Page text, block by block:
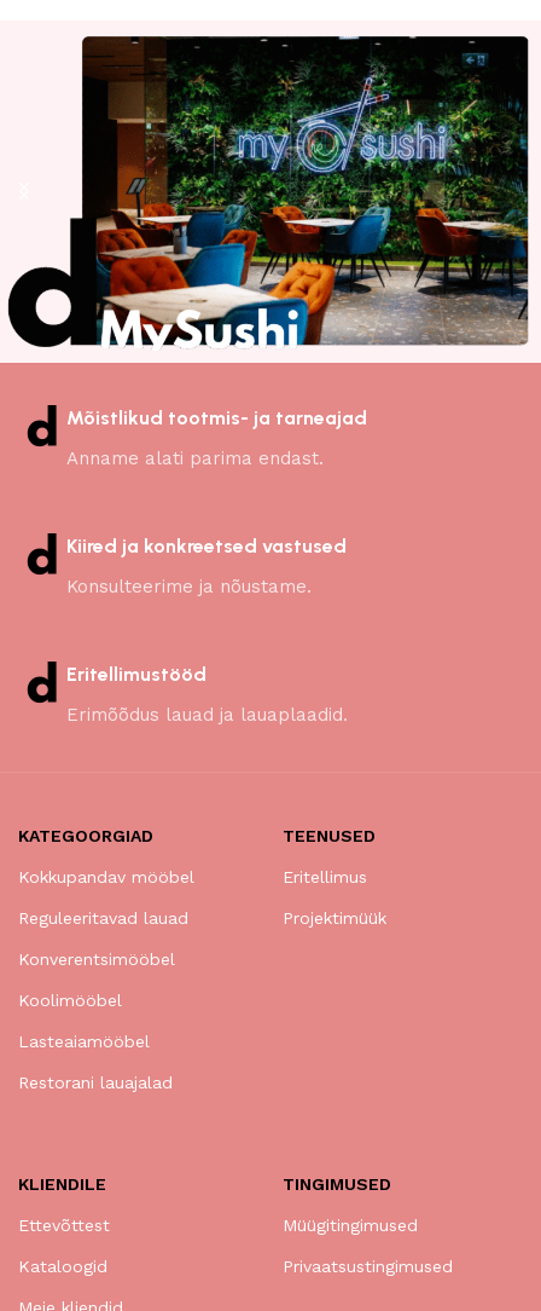
Mõistlikud tootmis- ja tarneajad
Anname alati parima endast.
Kiired ja konkreetsed vastused
Konsulteerime ja nõustame.
Eritellimustööd
Erimõõdus lauad ja lauaplaadid.
KATEGOORGIAD
Kokkupandav mööbel
Reguleeritavad lauad
Konverentsimööbel
Koolimööbel
Lasteaiamööbel
Restorani lauajalad
TEENUSED
Eritellimus
Projektimüük
KLIENDILE
Ettevõttest
Kataloogid
Meie kliendid
TINGIMUSED
Müügitingimused
Privaatsustingimused